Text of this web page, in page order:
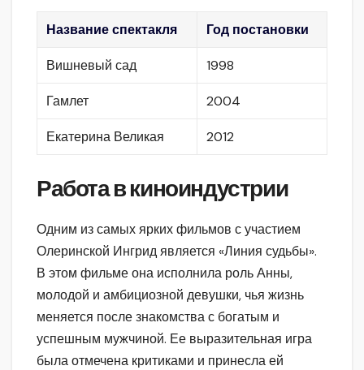
Название спектакля Год постановки
Вишневый сад 1998
Гамлет 2004
Екатерина Великая 2012
Работа в киноиндустрии
Одним из самых ярких фильмов с участием
Олеринской Ингрид является «Линия судьбы».
В этом фильме она исполнила роль Анны,
молодой и амбициозной девушки, чья жизнь
меняется после знакомства с богатым и
успешным мужчиной. Ее выразительная игра
была отмечена критиками и принесла ей